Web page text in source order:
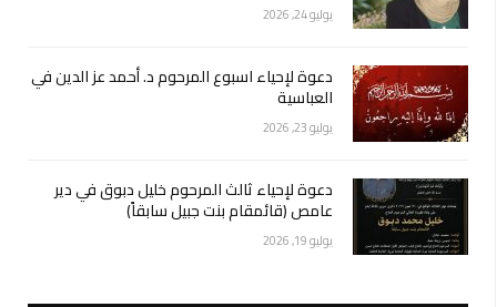
يوليو 24, 2026
دعوة لإحياء اسبوع المرحوم د. أحمد عز الدين في
العباسية
يوليو 23, 2026
دعوة لإحياء ثالث المرحوم خليل دبوق في دير
عامص (قائمقام بنت جبيل سابقاً)
يوليو 19, 2026